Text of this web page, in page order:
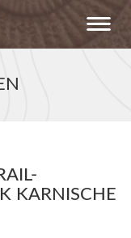
KARNISCHE